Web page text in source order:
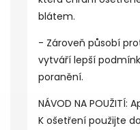
blátem.
- Zároveň působí
vytváří lepší
poranění.
NÁVOD NA
K ošetření použijte